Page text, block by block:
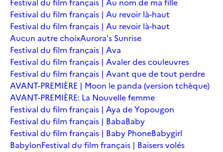
Festival du film français | Au revoir là-haut
Festival du film français | Au revoir là-haut
Aucun autre choixAurora's Sunrise
Festival du film français | Ava
Festival du film français | Avaler des couleuvres
Festival du film français | Avant que de tout perdre
AVANT-PREMIÈRE | Moon le panda (version tchèque)
AVANT-PREMIÈRE: La Nouvelle femme
Festival du film français | Aya de Yopougon
Festival du film français | BabaBaby
Festival du film français | Baby PhoneBabygirl
BabylonFestival du film français | Baisers volés